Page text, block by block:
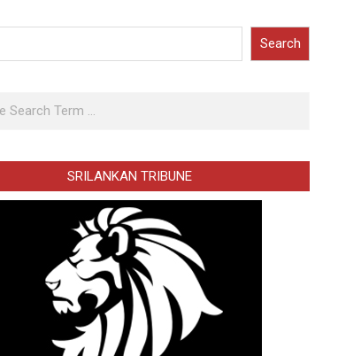
Search
SRILANKAN TRIBUNE